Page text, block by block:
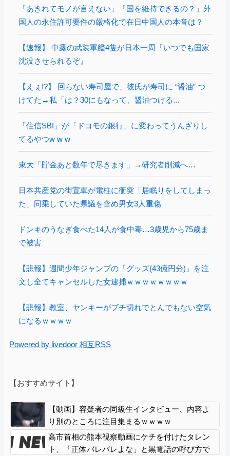
「あきれてモノが言えない」「国を維持できるの？」外
国人の永住許可要件の厳格化で在日中国人の本音は？
【速報】 中露の武装軍艦4隻が日本一周『いつでも国家
沈没させられるぞ』
【えぇ!?】 回らない寿司屋で、彼氏が寿司に “醤油” つ
けてた→私「は？30にもなって、醤油つける...
「住信SBI」が「ドコモの銀行」に変わってうんざりし
てるやつw w w
東大「貯金あと数年で尽きます」→研究者削減へ…
日本共産党の街宣車が電柱に衝突「居眠りをしてしまっ
た」同乗していた県議を含め男女3人重傷
ドンキのうなぎ食べた14人が食中毒…3歳児から75歳ま
で被害
【悲報】週間少年ジャンプの「グッズ(43億円分)」を注
文し全てキャンセルした女逮捕ｗｗｗｗｗｗｗｗ
【悲報】教室、ヤンキーがブチ切れでとんでもない空気
になるｗｗｗｗ
Powered by livedoor 相互RSS
【おすすめサイト】
【動画】容疑者の同級生インタビュー、内容よ
り別のところに注目集まるｗｗｗｗ
高市首相の熊本視察動画にケチを付けたタレン
ト、「正体バレバレよな」と黒電話の呼び方で